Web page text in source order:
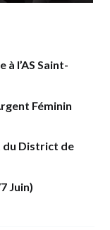
l’AS Saint-
Féminin
du District de
Juin)